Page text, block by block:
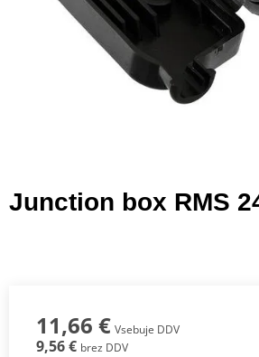
Junction box RMS
11,66 € Vsebuje DDV
9,56 € brez DDV